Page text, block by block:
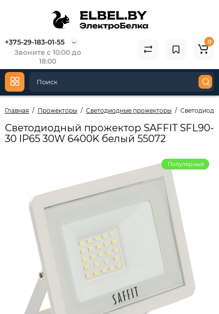
+375-29-183-01-55
Звоните с 10:00 до
18:00
0
Главная Прожекторы Светодиодные прожекторы
Светодиодный прожектор SAFFIT SFL90-
30 IP65 30W 6400K белый 55072
Популярный